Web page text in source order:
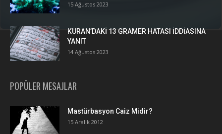
15 Ağustos 2023
KURAN’DAKİ 13 GRAMER HATASI İDDİASINA
YANIT
14 Ağustos 2023
POPÜLER MESAJLAR
Mastürbasyon Caiz Midir?
15 Aralık 2012